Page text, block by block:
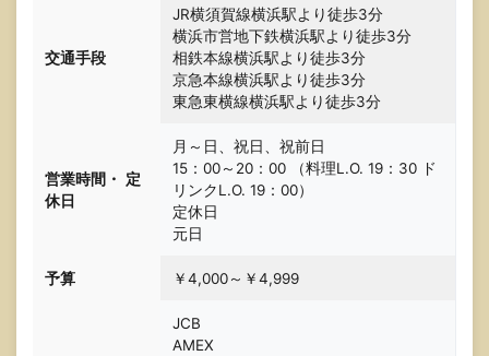
交通手段
JR横須賀線横浜駅より徒歩3分
横浜市営地下鉄横浜駅より徒歩3分
相鉄本線横浜駅より徒歩3分
京急本線横浜駅より徒歩3分
東急東横線横浜駅より徒歩3分
営業時間・
定
休日
月～日、祝日、祝前日
15：00～20：00 （料理L.O. 19：30 ド
リンクL.O. 19：00）
定休日
元日
予算 ￥4,000～￥4,999
JCB
AMEX